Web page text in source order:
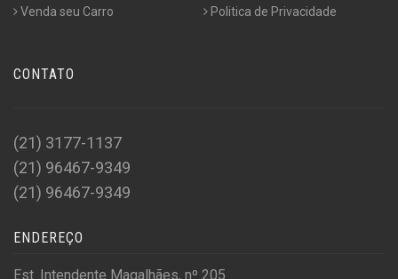
Venda seu Carro Politica de Privacidade
CONTATO
(21) 3177-1137
(21) 96467-9349
(21) 96467-9349
ENDEREÇO
Est. Intendente Magalhães, nº 205